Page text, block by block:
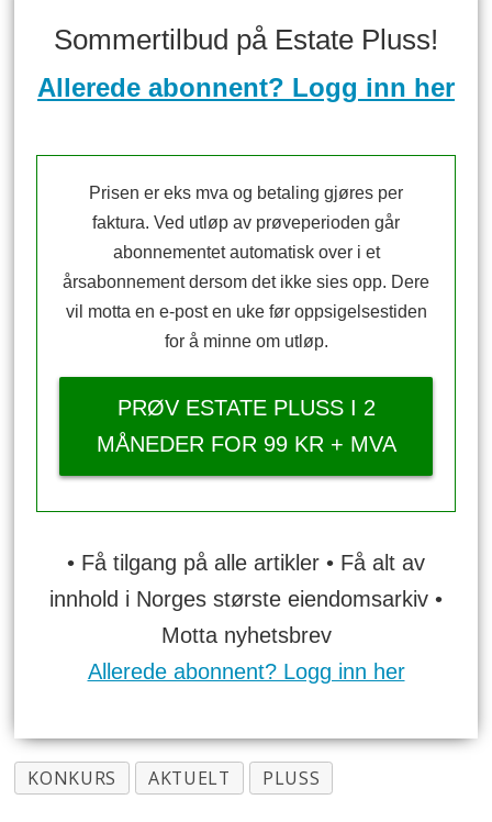
Sommertilbud på Estate Pluss!
Allerede abonnent? Logg inn her
Prisen er eks mva og betaling gjøres per
faktura. Ved utløp av prøveperioden går
abonnementet automatisk over i et
årsabonnement dersom det ikke sies opp. Dere
vil motta en e-post en uke før oppsigelsestiden
for å minne om utløp.
PRØV ESTATE PLUSS I 2
MÅNEDER FOR 99 KR + MVA
• Få tilgang på alle artikler • Få alt av
innhold i Norges største eiendomsarkiv •
Motta nyhetsbrev
Allerede abonnent? Logg inn her
KONKURS AKTUELT PLUSS